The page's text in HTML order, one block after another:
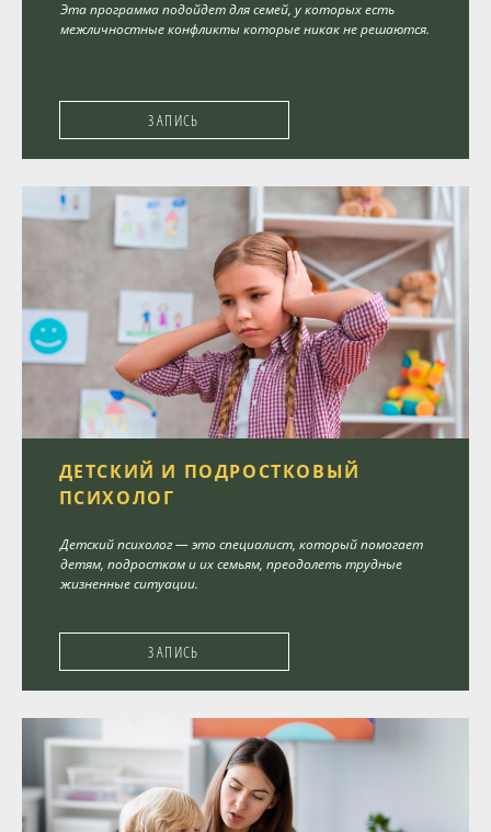
Эта программа подойдет для семей, у которых есть
межличностные конфликты которые никак не решаются.
ЗАПИСЬ
ДЕТСКИЙ И ПОДРОСТКОВЫЙ
ПСИХОЛОГ
Детский психолог — это специалист, который помогает
детям, подросткам и их семьям, преодолеть трудные
жизненные ситуации.
ЗАПИСЬ